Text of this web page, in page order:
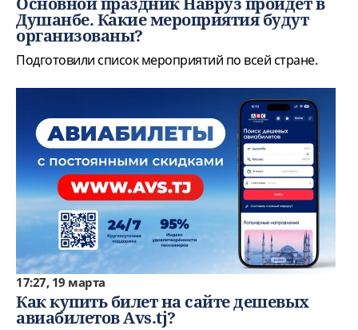
Душанбе. Какие мероприятия будут
организованы?
Подготовили список мероприятий по всей стране.
17:27, 19 марта
Как купить билет на сайте дешевых
авиабилетов Аvs.tj?